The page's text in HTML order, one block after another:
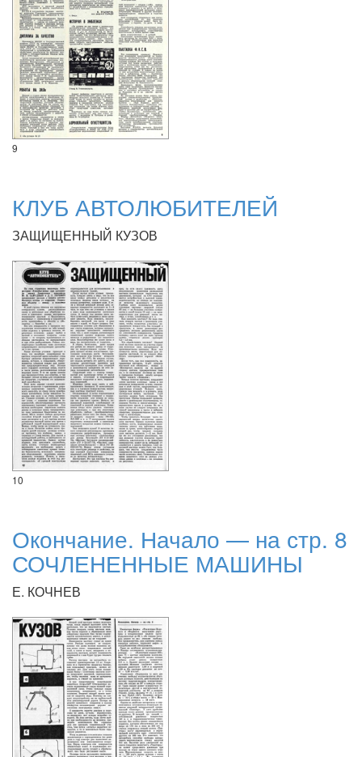
9
КЛУБ АВТОЛЮБИТЕЛЕЙ
ЗАЩИЩЕННЫЙ КУЗОВ
10
Окончание. Начало — на стр. 8
СОЧЛЕНЕННЫЕ МАШИНЫ
Е. КОЧНЕВ